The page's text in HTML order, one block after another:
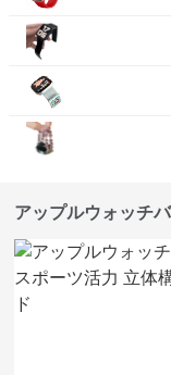
アップルウォッチ